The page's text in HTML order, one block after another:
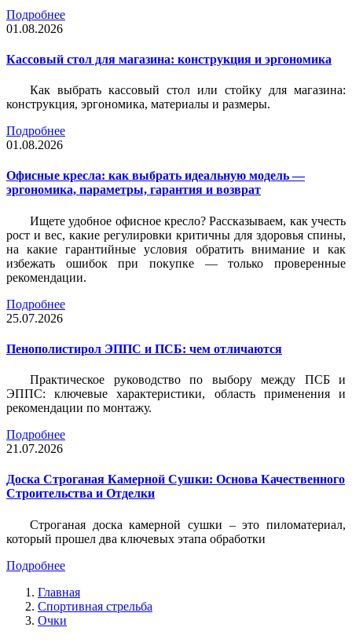
Подробнее
01.08.2026
Кассовый стол для магазина: конструкция и эргономика
Как выбрать кассовый стол или стойку для магазина:
конструкция, эргономика, материалы и размеры.
Подробнее
01.08.2026
Офисные кресла: как выбрать идеальную модель —
эргономика, параметры, гарантия и возврат
Ищете удобное офисное кресло? Рассказываем, как учесть
рост и вес, какие регулировки критичны для здоровья спины,
на какие гарантийные условия обратить внимание и как
избежать ошибок при покупке — только проверенные
рекомендации.
Подробнее
25.07.2026
Пенополистирол ЭППС и ПСБ: чем отличаются
Практическое руководство по выбору между ПСБ и
ЭППС: ключевые характеристики, область применения и
рекомендации по монтажу.
Подробнее
21.07.2026
Доска Строганая Камерной Сушки: Основа Качественного
Строительства и Отделки
Строганая доска камерной сушки – это пиломатериал,
который прошел два ключевых этапа обработки
Подробнее
Главная
Спортивная стрельба
Очки